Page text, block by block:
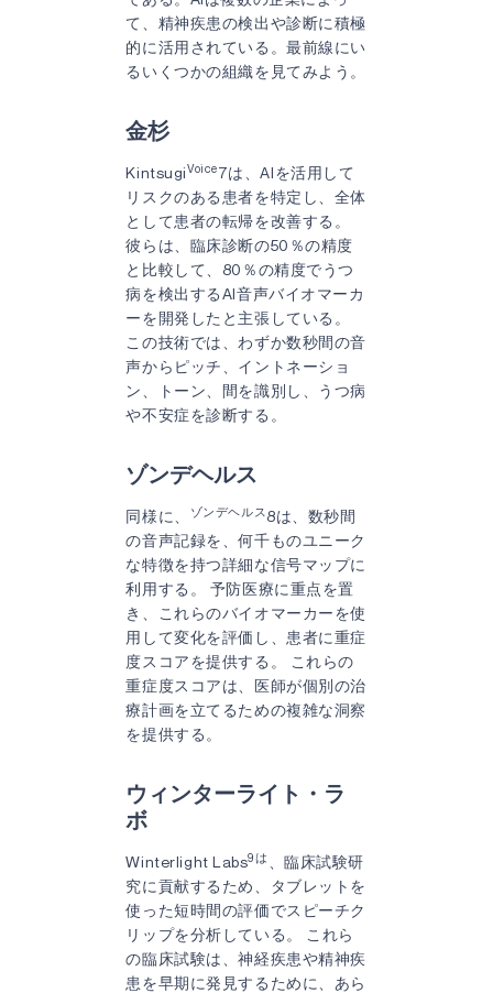
て、精神疾患の検出や診断に積極
的に活用されている。最前線にい
るいくつかの組織を見てみよう。
金杉
KintsugiVoice7は、AIを活用して
リスクのある患者を特定し、全体
として患者の転帰を改善する。
彼らは、臨床診断の50％の精度
と比較して、80％の精度でうつ
病を検出するAI音声バイオマーカ
ーを開発したと主張している。
この技術では、わずか数秒間の音
声からピッチ、イントネーショ
ン、トーン、間を識別し、うつ病
や不安症を診断する。
ゾンデヘルス
同様に、 ゾンデヘルス 8は、数秒間
の音声記録を、何千ものユニーク
な特徴を持つ詳細な信号マップに
利用する。 予防医療に重点を置
き、これらのバイオマーカーを使
用して変化を評価し、患者に重症
度スコアを提供する。 これらの
重症度スコアは、医師が個別の治
療計画を立てるための複雑な洞察
を提供する。
ウィンターライト・ラ
ボ
Winterlight Labs9は
、臨床試験研
究に貢献するため、タブレットを
使った短時間の評価でスピーチク
リップを分析している。 これら
の臨床試験は、神経疾患や精神疾
患を早期に発見するために、あら